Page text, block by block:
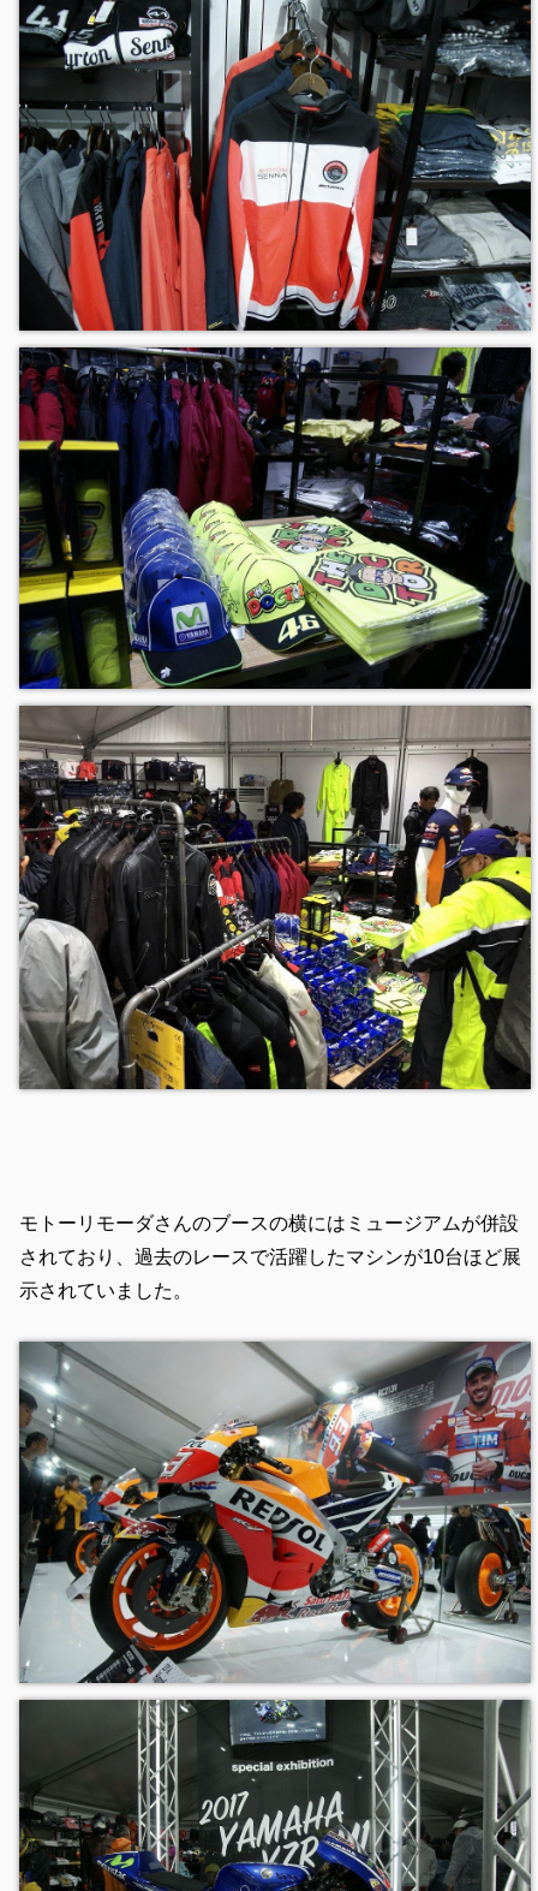
モトーリモーダさんのブースの横にはミュージアムが併設
されており、過去のレースで活躍したマシンが10台ほど展
示されていました。